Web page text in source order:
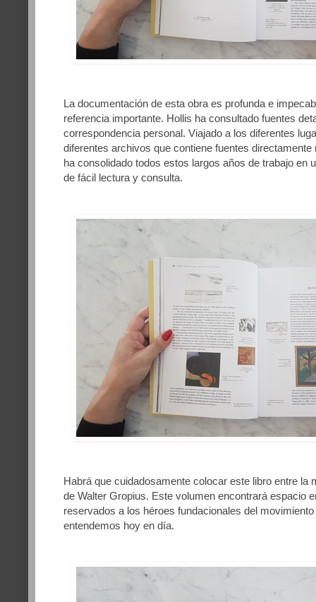
La documentación de esta obra es profunda e
referencia importante. Hollis ha consultado fuentes
correspondencia personal. Viajado a los diferentes
diferentes archivos que contiene fuentes
ha consolidado todos estos largos años de trabajo en
de fácil lectura y consulta.
Habrá que cuidadosamente colocar este libro entre la
de Walter Gropius. Este volumen encontrará espacio
reservados a los héroes fundacionales del
entendemos hoy en día.